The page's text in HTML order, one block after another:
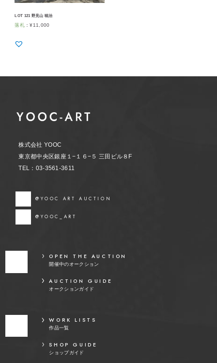
LOT 121 野見山 暁治
落札 ：¥11,000
株式会社 YOOC
東京都中央区銀座１−１６−５ 三田ビル８F
TEL：03-3561-3611
@YOOC ART AUCTION
@YOOC_ART
OPEN THE AUCTION
開催中のオークション
AUCTION GUIDE
オークションガイド
WORK LISTS
作品一覧
SHOP GUIDE
ショップガイド